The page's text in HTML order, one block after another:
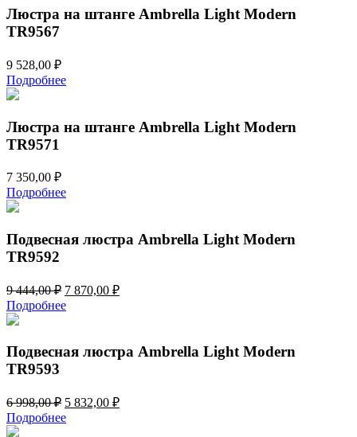
Люстра на штанге Ambrella Light Modern
TR9567
9 528,00 ₽
Подробнее
Люстра на штанге Ambrella Light Modern
TR9571
7 350,00 ₽
Подробнее
Подвесная люстра Ambrella Light Modern
TR9592
9 444,00₽ Первоначальная
цена
составляла
444,00 ₽.
7 870,00 ₽Текущая
Подробнее
Подвесная люстра Ambrella Light Modern
TR9593
6 998,00₽ Первоначальная
цена
составляла
5 832,00 ₽Текущая
Подробнее